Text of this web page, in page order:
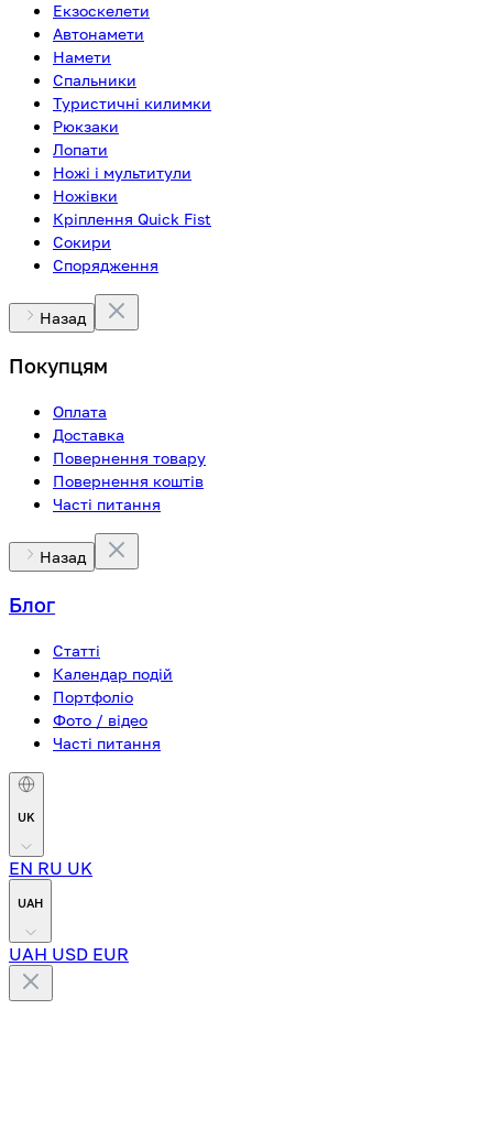
Екзоскелети
Автонамети
Намети
Спальники
Туристичні килимки
Рюкзаки
Лопати
Ножі і мультитули
Ножівки
Кріплення Quick Fist
Сокири
Спорядження
Назад
Покупцям
Оплата
Доставка
Повернення товару
Повернення коштів
Часті питання
Назад
Блог
Статті
Календар подій
Портфоліо
Фото / відео
Часті питання
UK
EN RU UK
UAH
UAH USD EUR